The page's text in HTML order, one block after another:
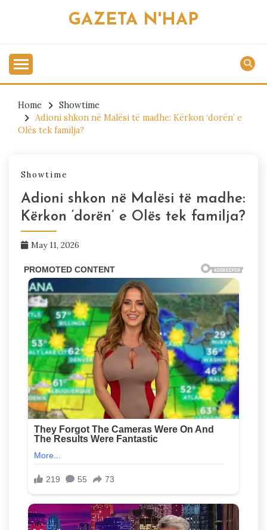
GAZETA N'HAP
Home
Showtime
Adioni shkon në Malësi të madhe: Kërkon ‘dorën’ e
Olës tek familja?
Showtime
Adioni shkon në Malësi të madhe:
Kërkon ‘dorën’ e Olës tek familja?
May 11, 2026